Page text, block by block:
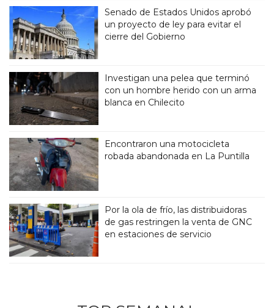
Senado de Estados Unidos aprobó
un proyecto de ley para evitar el
cierre del Gobierno
Investigan una pelea que terminó
con un hombre herido con un arma
blanca en Chilecito
Encontraron una motocicleta
robada abandonada en La Puntilla
Por la ola de frío, las distribuidoras
de gas restringen la venta de GNC
en estaciones de servicio